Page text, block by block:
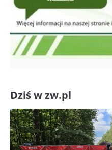
Dziś w zw.pl